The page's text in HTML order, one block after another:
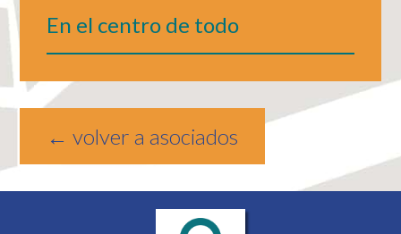
En el centro de todo
← volver a asociados